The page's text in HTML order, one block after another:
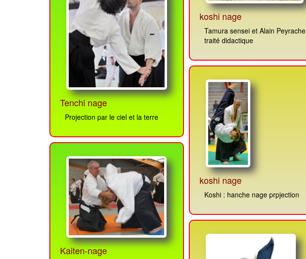
Tenchi nage
Projection par le ciel et la terre
Kaiten-nage
koshi nage
Tamura sensei et Alain Peyrache
traité didactique
koshi nage
Koshi : hanche nage prpjection